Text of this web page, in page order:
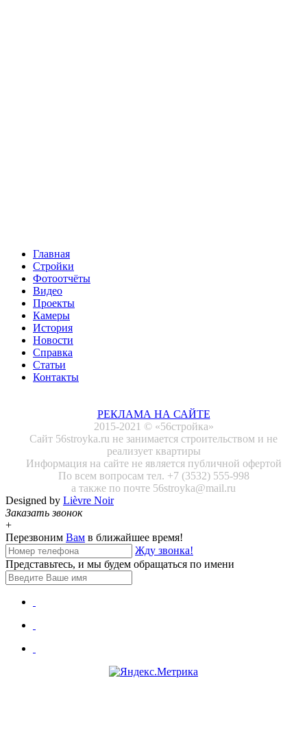
Главная
Стройки
Фотоотчёты
Видео
Проекты
Камеры
История
Новости
Справка
Статьи
Контакты
РЕКЛАМА НА САЙТЕ
2015-2021 © «56стройка»
Сайт 56stroyka.ru не занимается строительством и не
реализует квартиры
Информация на сайте не является публичной офертой
По всем вопросам тел. +7 (3532) 555-998
а также по почте 56stroyka@mail.ru
Designed by Lièvre Noir
Заказать звонок
+
Перезвоним Вам в ближайшее время!
Жду звонка!
Представьтесь, и мы будем обращаться по имени